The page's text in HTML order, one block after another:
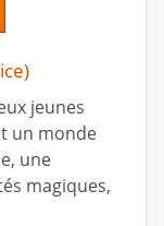
jeunes
un monde
une
magiques,